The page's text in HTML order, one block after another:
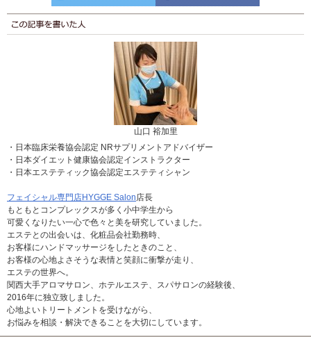
山口 裕加里
・日本臨床栄養協会認定 NRサプリメントアドバイザー
・日本ダイエット健康協会認定インストラクター
・日本エステティック協会認定エステティシャン
フェイシャル専門店HYGGE Salon店長
もともとコンプレックスが多く小中学生から
可愛くなりたい一心で色々と美を研究していました。
エステとの出会いは、化粧品会社勤務時、
お客様にハンドマッサージをしたときのこと、
お客様の心地よさそうな表情と笑顔に衝撃が走り、
エステの世界へ。
関西大手アロマサロン、ホテルエステ、スパサロンの経験後、
2016年に独立致しました。
心地よいトリートメントを受けながら、
お悩みを相談・解決できることを大切にしています。